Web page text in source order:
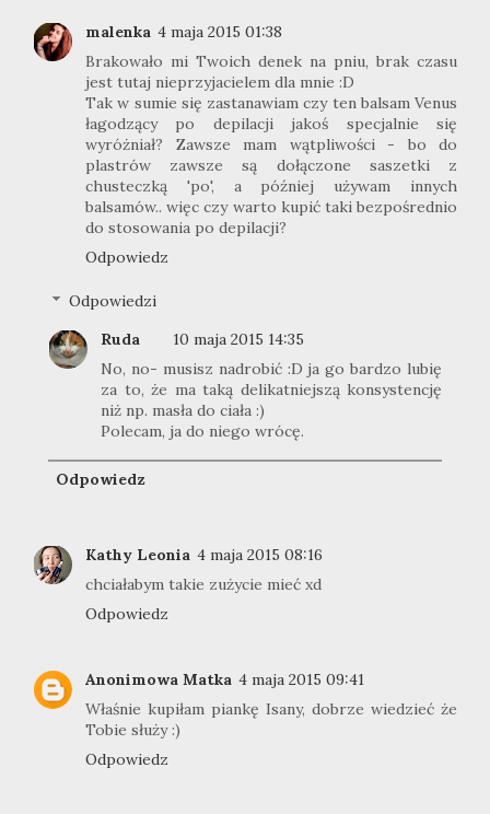
malenka 4 maja 2015 01:38
Brakowało mi Twoich denek na pniu, brak czasu
jest tutaj nieprzyjacielem dla mnie :D
Tak w sumie się zastanawiam czy ten balsam Venus
łagodzący po depilacji jakoś specjalnie się
wyróżniał? Zawsze mam wątpliwości - bo do
plastrów zawsze są dołączone saszetki z
chusteczką 'po', a później używam innych
balsamów.. więc czy warto kupić taki bezpośrednio
do stosowania po depilacji?
Odpowiedz
Odpowiedzi
Ruda
10 maja 2015 14:35
No, no- musisz nadrobić :D ja go bardzo lubię
za to, że ma taką delikatniejszą konsystencję
niż np. masła do ciała :)
Polecam, ja do niego wrócę.
Odpowiedz
Kathy Leonia 4 maja 2015 08:16
chciałabym takie zużycie mieć xd
Odpowiedz
Anonimowa Matka 4 maja 2015 09:41
Właśnie kupiłam piankę Isany, dobrze wiedzieć że
Tobie służy :)
Odpowiedz